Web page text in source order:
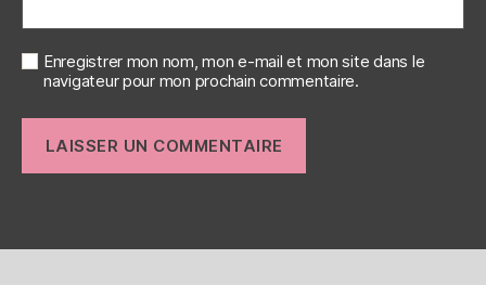
Enregistrer mon nom, mon e-mail et mon site dans le
navigateur pour mon prochain commentaire.